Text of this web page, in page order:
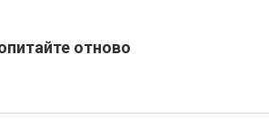
отново